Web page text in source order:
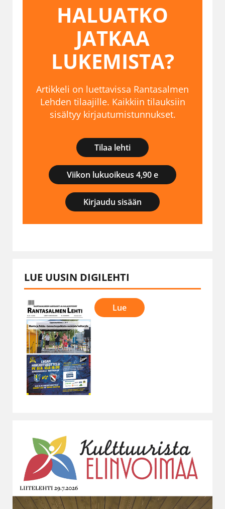
HALUATKO
JATKAA
LUKEMISTA?
Artikkeli on luettavissa Rantasalmen
Lehden tilaajille. Kaikkiin tilauksiin
sisältyy kirjautumistunnukset.
Tilaa lehti
Viikon lukuoikeus 4,90 e
Kirjaudu sisään
LUE UUSIN DIGILEHTI
Lue